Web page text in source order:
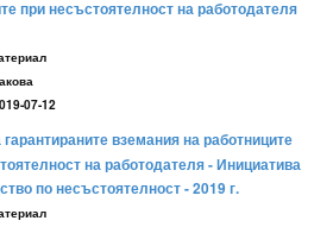
при несъстоятелност на работодателя
07-12
вземания на работниците
на работодателя - Инициатива
по несъстоятелност - 2019 г.